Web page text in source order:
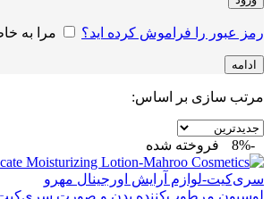
رمز عبور را فراموش کرده اید؟ مرا به
ادامه
مرتب سازی بر اساس:
-8% فروخته شده
لوسیون مرطوب‌کننده بدن و صورت